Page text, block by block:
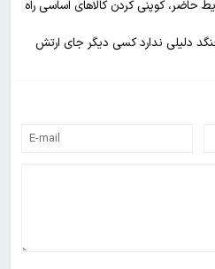
حاضر، کوپنی کردن کالاهای اساسی راه
دلیلی ندارد کسی دیگر جای ارتش